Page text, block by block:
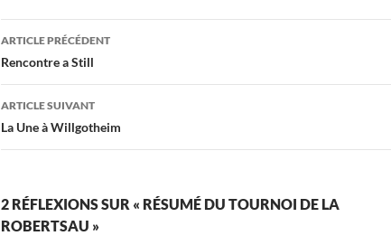
Navigation
des
articles
ARTICLE PRÉCÉDENT
Rencontre a Still
ARTICLE SUIVANT
La Une à Willgotheim
2 RÉFLEXIONS SUR « RÉSUMÉ DU TOURNOI DE LA
ROBERTSAU »